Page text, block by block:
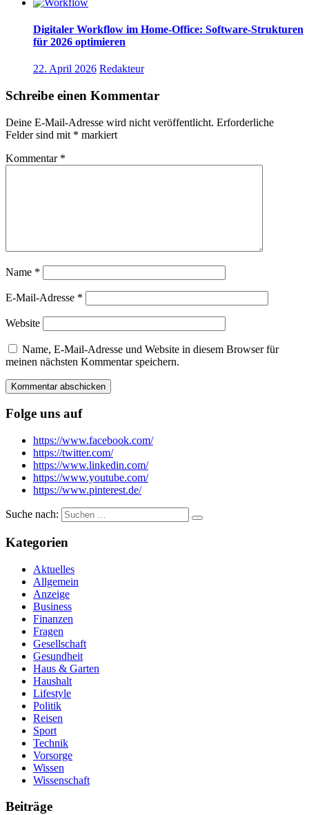
Digitaler Workflow im Home-Office: Software-Strukturen
für 2026 optimieren
22. April 2026 Redakteur
Schreibe einen Kommentar
Deine E-Mail-Adresse wird nicht veröffentlicht. Erforderliche
Felder sind mit * markiert
Kommentar *
Name *
E-Mail-Adresse *
Website
Name, E-Mail-Adresse und Website in diesem Browser für
meinen nächsten Kommentar speichern.
Folge uns auf
https://www.facebook.com/
https://twitter.com/
https://www.linkedin.com/
https://www.youtube.com/
https://www.pinterest.de/
Suche nach:
Kategorien
Aktuelles
Allgemein
Anzeige
Business
Finanzen
Fragen
Gesellschaft
Gesundheit
Haus & Garten
Haushalt
Lifestyle
Politik
Reisen
Sport
Technik
Vorsorge
Wissen
Wissenschaft
Beiträge